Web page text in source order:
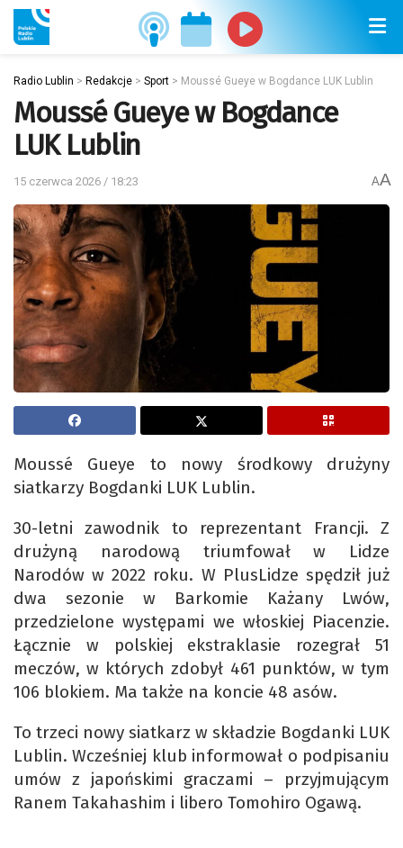
Radio Lublin > Redakcje > Sport > Moussé Gueye w Bogdance LUK Lublin
Moussé Gueye w Bogdance
LUK Lublin
15 czerwca 2026 / 18:23 AA
Moussé Gueye to nowy środkowy drużyny
siatkarzy Bogdanki LUK Lublin.
30-letni zawodnik to reprezentant Francji. Z
drużyną narodową triumfował w Lidze
Narodów w 2022 roku. W PlusLidze spędził już
dwa sezonie w Barkomie Każany Lwów,
przedzielone występami we włoskiej Piacenzie.
Łącznie w polskiej ekstraklasie rozegrał 51
meczów, w których zdobył 461 punktów, w tym
106 blokiem. Ma także na koncie 48 asów.
To trzeci nowy siatkarz w składzie Bogdanki LUK
Lublin. Wcześniej klub informował o podpisaniu
umów z japońskimi graczami – przyjmującym
Ranem Takahashim i libero Tomohiro Ogawą.